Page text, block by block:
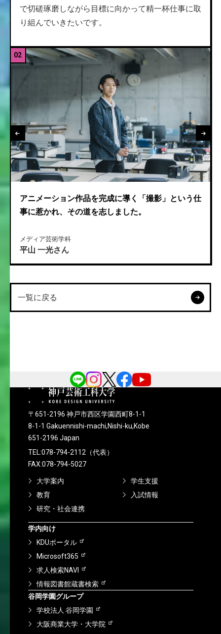
で切磋琢磨しながら目標に向かって精一杯仕事に取
り組んでいきたいです。
02
アニメーション作品を完成に導く「撮影」という仕
事に惹かれ、その道を志しました。
メディア芸術学科
平山 一光さん
一覧に戻る
〒651-2196 神戸市西区学園西町8-1-1
8-1-1 Gakuennishi-machi,Nishi-ku,Kobe
651-2196 Japan
TEL:078-794-2112（代表）
FAX:078-794-5027
大学案内
学生支援
教育
入試情報
研究・社会連携
学内向け
KDUポータル
Microsoft365
求人検索NAVI
情報図書館蔵書検索
谷岡学園グループ
学校法人 谷岡学園
大阪商業大学・大学院